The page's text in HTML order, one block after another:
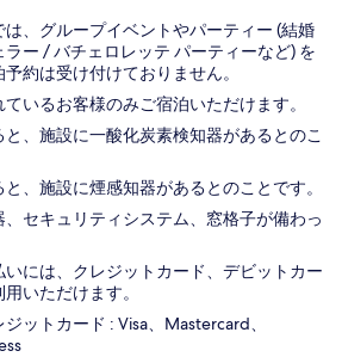
は、グループイベントやパーティー (結婚
ー / バチェロレッテ パーティーなど) を
約は受け付けておりません。
いるお客様のみご宿泊いただけます。
、施設に一酸化炭素検知器があるとのこ
、施設に煙感知器があるとのことです。
セキュリティシステム、窓格子が備わっ
には、クレジットカード、デビットカー
いただけます。
ットカード : Visa、Mastercard、